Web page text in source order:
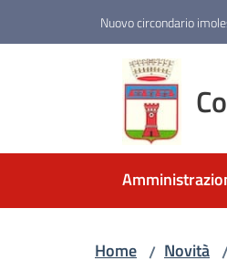
Nuovo circondario
Home / Novità